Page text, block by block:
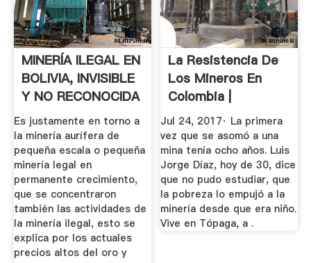
MINERÍA ILEGAL EN
BOLIVIA, INVISIBLE
Y NO RECONOCIDA
Es justamente en torno a
la minería aurífera de
pequeña escala o pequeña
minería legal en
permanente crecimiento,
que se concentraron
también las actividades de
la minería ilegal, esto se
explica por los actuales
precios altos del oro y
La Resistencia De
Los Mineros En
Colombia |
Internacional ...
Jul 24, 2017· La primera
vez que se asomó a una
mina tenía ocho años. Luis
Jorge Díaz, hoy de 30, dice
que no pudo estudiar, que
la pobreza lo empujó a la
minería desde que era niño.
Vive en Tópaga, a .